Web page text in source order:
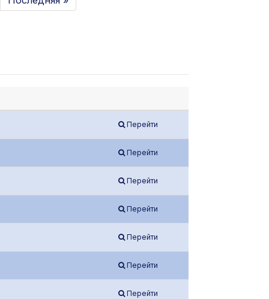
Перейти
Перейти
Перейти
Перейти
Перейти
Перейти
Перейти